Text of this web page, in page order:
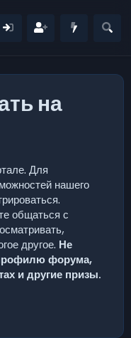
на
Для
нашего
общаться с
другое. Не
профилю форума,
и другие призы.